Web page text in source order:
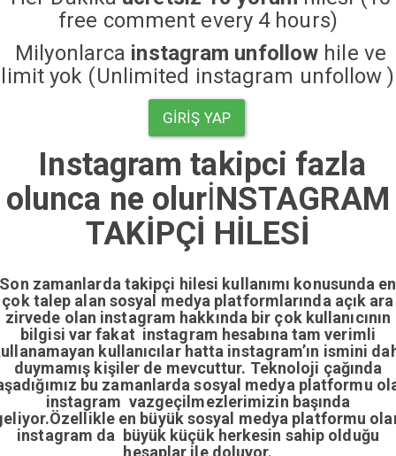
free comment every 4 hours)
Milyonlarca instagram unfollow hile ve
limit yok (Unlimited instagram unfollow )
GIRIŞ YAP
Instagram takipci fazla
olunca ne olurİNSTAGRAM
TAKİPÇİ HİLESİ
Son zamanlarda takipçi hilesi kullanımı konusunda en
çok talep alan sosyal medya platformlarında açık ara
zirvede olan instagram hakkında bir çok kullanıcının
bilgisi var fakat instagram hesabına tam verimli
kullanıcılar hatta instagram’ın ismini
duymamış kişiler de mevcuttur. Teknoloji çağında
bu zamanlarda sosyal medya platformu
instagram vazgeçilmezlerimizin başında
en büyük sosyal medya platformu
instagram da büyük küçük herkesin sahip olduğu
hesaplar ile doluyor.